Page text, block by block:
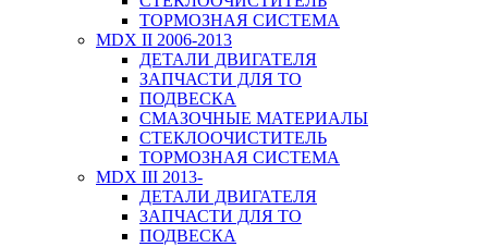
ТОРМОЗНАЯ СИСТЕМА
MDX II 2006-2013
ДЕТАЛИ ДВИГАТЕЛЯ
ЗАПЧАСТИ ДЛЯ ТО
ПОДВЕСКА
СМАЗОЧНЫЕ МАТЕРИАЛЫ
СТЕКЛООЧИСТИТЕЛЬ
ТОРМОЗНАЯ СИСТЕМА
MDX III 2013-
ДЕТАЛИ ДВИГАТЕЛЯ
ЗАПЧАСТИ ДЛЯ ТО
ПОДВЕСКА